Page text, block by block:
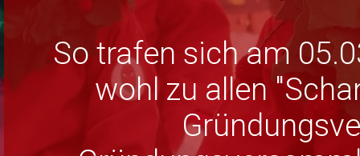
So trafen sich am
wohl zu allen